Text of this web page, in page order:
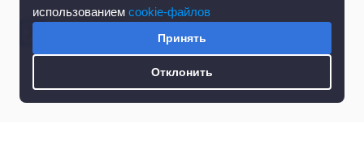
использованием cookie-файлов
Принять
Отклонить